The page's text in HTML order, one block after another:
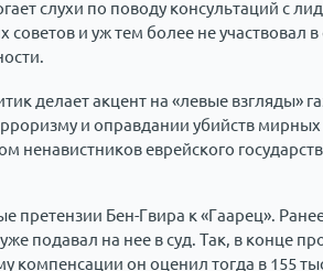
слухи по поводу консультаций с
советов и уж тем более не участвовал
делает акцент на «левые взгляды»
и оправдании убийств
ненавистников еврейского
претензии Бен-Гвира к «Гаарец».
подавал на нее в суд. Так, в конце
компенсации он оценил тогда в 155